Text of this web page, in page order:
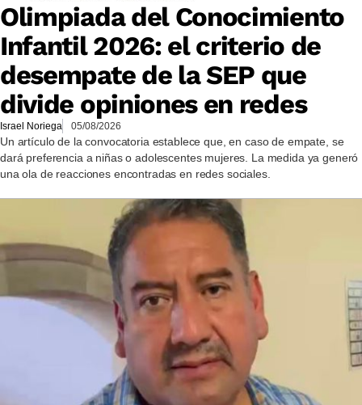
Olimpiada del Conocimiento
Infantil 2026: el criterio de
desempate de la SEP que
divide opiniones en redes
Israel Noriega 05/08/2026
Un artículo de la convocatoria establece que, en caso de empate, se
dará preferencia a niñas o adolescentes mujeres. La medida ya generó
una ola de reacciones encontradas en redes sociales.